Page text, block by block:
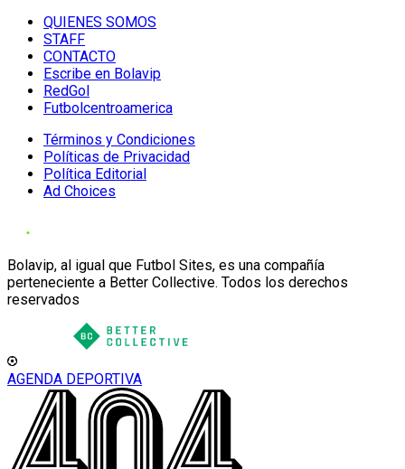
QUIENES SOMOS
STAFF
CONTACTO
Escribe en Bolavip
RedGol
Futbolcentroamerica
Términos y Condiciones
Políticas de Privacidad
Política Editorial
Ad Choices
Bolavip, al igual que Futbol Sites, es una compañía
perteneciente a Better Collective. Todos los derechos
reservados
AGENDA DEPORTIVA